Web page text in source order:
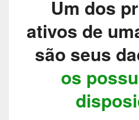
Um dos
ativos de
são seus
os